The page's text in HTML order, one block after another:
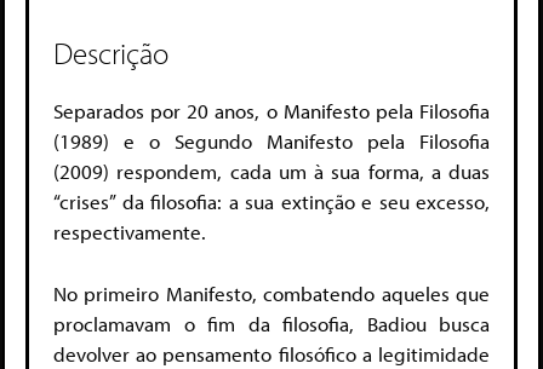
Descrição
Separados por 20 anos, o Manifesto pela Filosofia
(1989) e o Segundo Manifesto pela Filosofia
(2009) respondem, cada um à sua forma, a duas
“crises” da filosofia: a sua extinção e seu excesso,
respectivamente.
No primeiro Manifesto, combatendo aqueles que
proclamavam o fim da filosofia, Badiou busca
devolver ao pensamento filosófico a legitimidade